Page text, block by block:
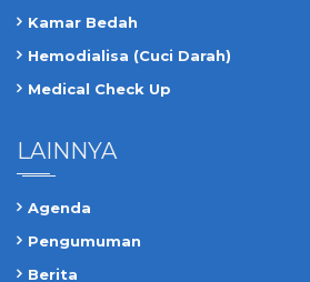
Kamar Bedah
Hemodialisa (Cuci Darah)
Medical Check Up
LAINNYA
Agenda
Pengumuman
Berita